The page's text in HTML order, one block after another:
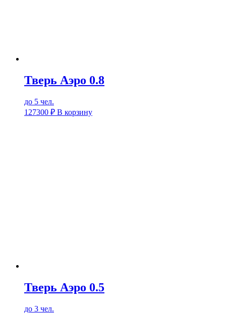
Тверь Аэро 0.8
до 5 чел.
127300 ₽ В корзину
Тверь Аэро 0.5
до 3 чел.